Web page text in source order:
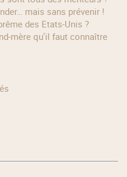
mais sans prévenir !
des Etats-Unis ?